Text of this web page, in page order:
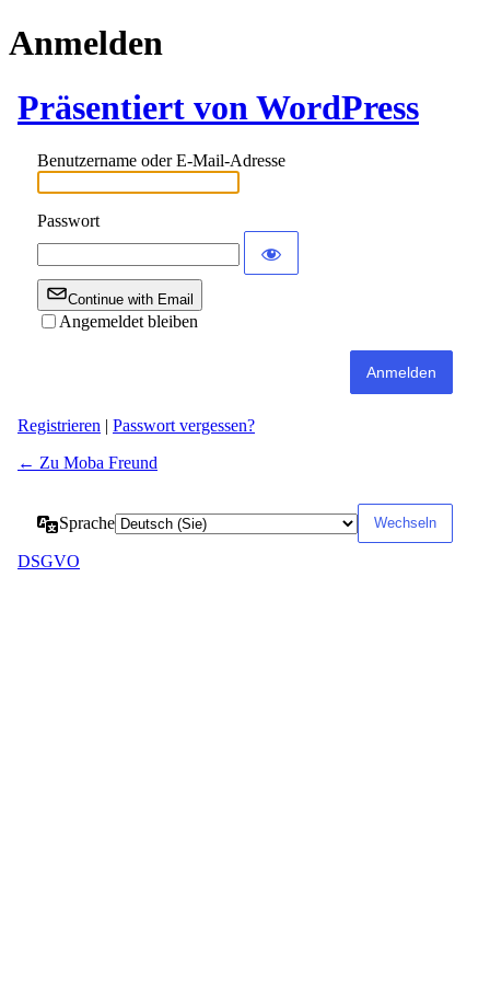
Anmelden
Präsentiert von WordPress
Benutzername oder E-Mail-Adresse
Passwort
Continue with Email
Angemeldet bleiben
Registrieren | Passwort vergessen?
← Zu Moba Freund
Sprache
DSGVO